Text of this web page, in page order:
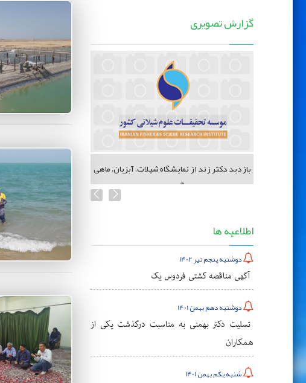
گزارش تصویری
بازدید دکتر زند از نمایشگاه شیلات، آبزیان، ماهی
گیری...
اطلاعیه ها
دوشنبه پنجم تیر 1402
آگهی مناقصه کشتی فردوس یک
دوشنبه دهم بهمن 1401
تسلیت دکتر بهمنی به مناسبت درگذشت یکی از
همکاران
شنبه یکم بهمن 1401